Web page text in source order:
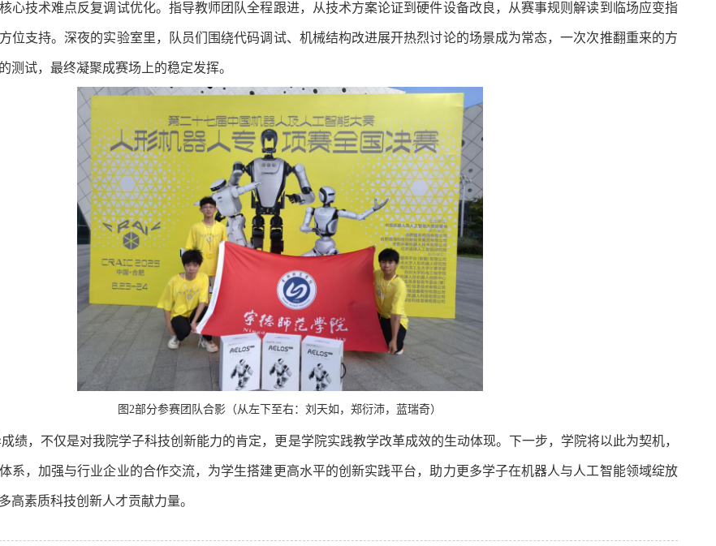
心技术难点反复调试优化。指导教师团队全程跟进，从技术方案论证到硬件设备改良，从赛事规则解读到临场应变指
位支持。深夜的实验室里，队员们围绕代码调试、机械结构改进展开热烈讨论的场景成为常态，一次次推翻重来的方
测试，最终凝聚成赛场上的稳定发挥。
图2部分参赛团队合影（从左下至右：刘天如，郑衍沛，蓝瑞奇）
绩，不仅是对我院学子科技创新能力的肯定，更是学院实践教学改革成效的生动体现。下一步，学院将以此为契机，
系，加强与行业企业的合作交流，为学生搭建更高水平的创新实践平台，助力更多学子在机器人与人工智能领域绽放
高素质科技创新人才贡献力量。